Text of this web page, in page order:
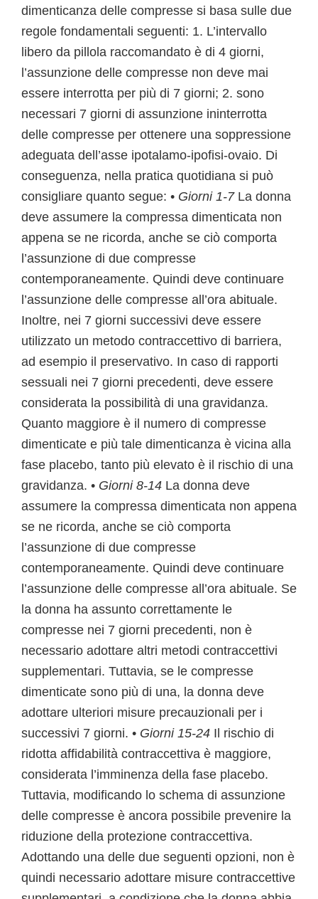
dimenticanza delle compresse si basa sulle due
regole fondamentali seguenti: 1. L’intervallo
libero da pillola raccomandato è di 4 giorni,
l’assunzione delle compresse non deve mai
essere interrotta per più di 7 giorni; 2. sono
necessari 7 giorni di assunzione ininterrotta
delle compresse per ottenere una soppressione
adeguata dell’asse ipotalamo-ipofisi-ovaio. Di
conseguenza, nella pratica quotidiana si può
consigliare quanto segue: • Giorni 1-7La donna
deve assumere la compressa dimenticata non
appena se ne ricorda, anche se ciò comporta
l’assunzione di due compresse
contemporaneamente. Quindi deve continuare
l’assunzione delle compresse all’ora abituale.
Inoltre, nei 7 giorni successivi deve essere
utilizzato un metodo contraccettivo di barriera,
ad esempio il preservativo. In caso di rapporti
sessuali nei 7 giorni precedenti, deve essere
considerata la possibilità di una gravidanza.
Quanto maggiore è il numero di compresse
dimenticate e più tale dimenticanza è vicina alla
fase placebo, tanto più elevato è il rischio di una
gravidanza. • Giorni 8-14 La donna deve
assumere la compressa dimenticata non appena
se ne ricorda, anche se ciò comporta
l’assunzione di due compresse
contemporaneamente. Quindi deve continuare
l’assunzione delle compresse all’ora abituale. Se
la donna ha assunto correttamente le
compresse nei 7 giorni precedenti, non è
necessario adottare altri metodi contraccettivi
supplementari. Tuttavia, se le compresse
dimenticate sono più di una, la donna deve
adottare ulteriori misure precauzionali per i
successivi 7 giorni. • Giorni 15-24 Il rischio di
ridotta affidabilità contraccettiva è maggiore,
considerata l’imminenza della fase placebo.
Tuttavia, modificando lo schema di assunzione
delle compresse è ancora possibile prevenire la
riduzione della protezione contraccettiva.
Adottando una delle due seguenti opzioni, non è
quindi necessario adottare misure contraccettive